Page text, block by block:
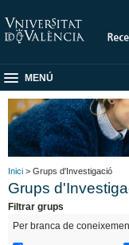
MENÚ
Inici > Grups d'Investigació
Grups
Filtrar grups
Per branca de